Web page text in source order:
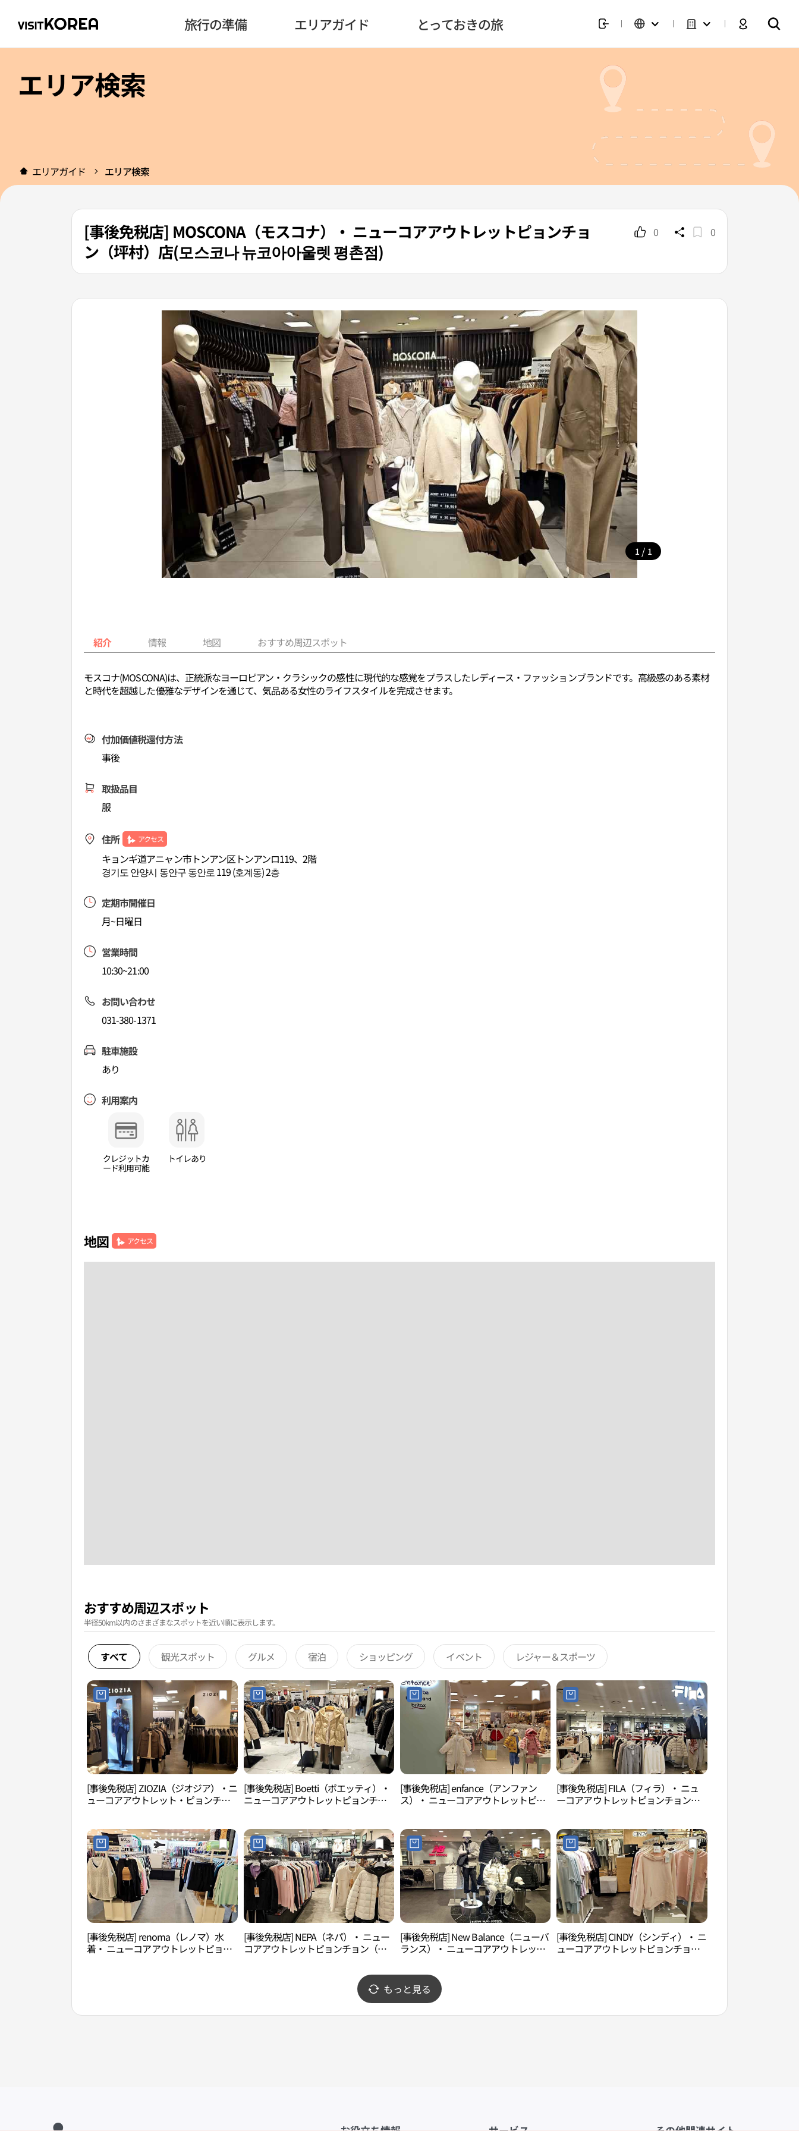
旅行の準備 エリアガイド とっておきの旅
エリア検索
エリアガイド エリア検索
[事後免税店] MOSCONA（モスコナ）・ ニューコアアウトレットピョンチョ
ン（坪村）店(모스코나 뉴코아아울렛 평촌점)
0 0
1 / 1
紹介 情報 地図 おすすめ周辺スポット
モスコナ(MOSCONA)は、正統派なヨーロピアン・クラシックの感性に現代的な感覚をプラスしたレディース・ファッションブランドです。高級感のある素材
と時代を超越した優雅なデザインを通じて、気品ある女性のライフスタイルを完成させます。
付加価値税還付方法
事後
取扱品目
服
住所 アクセス
キョンギ道アニャン市トンアン区トンアンロ119、2階
경기도 안양시 동안구 동안로 119 (호계동) 2층
定期市開催日
月~日曜日
営業時間
10:30~21:00
お問い合わせ
031-380-1371
駐車施設
あり
利用案内
クレジットカ
ード利用可能
トイレあり
地図 アクセス
おすすめ周辺スポット
半径50km以内のさまざまなスポットを近い順に表示します。
すべて 観光スポット グルメ 宿泊 ショッピング イベント レジャー＆スポーツ
[事後免税店] ZIOZIA（ジオジア）・ニ
ューコアアウトレット・ピョンチョ
[事後免税店] Boetti（ボエッティ）・
ニューコアアウトレットピョンチョ
[事後免税店] enfance（アンファン
ス）・ ニューコアアウトレットピョ
[事後免税店] FILA（フィラ）・ ニュ
ーコアアウトレットピョンチョン
[事後免税店] renoma（レノマ）水
着・ ニューコアアウトレットピョン
[事後免税店] NEPA（ネパ）・ ニュー
コアアウトレットピョンチョン（坪
[事後免税店] New Balance（ニューバ
ランス）・ ニューコアアウトレット
코아아울렛 평촌점)
[事後免税店] CINDY（シンディ）・ ニ
ューコアアウトレットピョンチョン
もっと見る